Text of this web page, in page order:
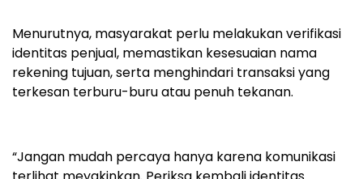
Menurutnya, masyarakat perlu melakukan verifikasi
identitas penjual, memastikan kesesuaian nama
rekening tujuan, serta menghindari transaksi yang
terkesan terburu-buru atau penuh tekanan.
“Jangan mudah percaya hanya karena komunikasi